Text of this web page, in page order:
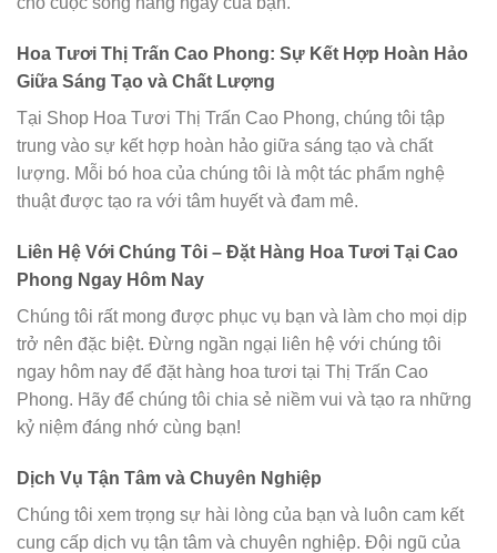
Hoa Tươi Thị Trấn Cao Phong: Sự Kết Hợp Hoàn Hảo
Giữa Sáng Tạo và Chất Lượng
Tại Shop Hoa Tươi Thị Trấn Cao Phong, chúng tôi tập
trung vào sự kết hợp hoàn hảo giữa sáng tạo và chất
lượng. Mỗi bó hoa của chúng tôi là một tác phẩm nghệ
thuật được tạo ra với tâm huyết và đam mê.
Liên Hệ Với Chúng Tôi – Đặt Hàng Hoa Tươi Tại Cao
Phong Ngay Hôm Nay
Chúng tôi rất mong được phục vụ bạn và làm cho mọi dịp
trở nên đặc biệt. Đừng ngần ngại liên hệ với chúng tôi
ngay hôm nay để đặt hàng hoa tươi tại Thị Trấn Cao
Phong. Hãy để chúng tôi chia sẻ niềm vui và tạo ra những
kỷ niệm đáng nhớ cùng bạn!
Dịch Vụ Tận Tâm và Chuyên Nghiệp
Chúng tôi xem trọng sự hài lòng của bạn và luôn cam kết
cung cấp dịch vụ tận tâm và chuyên nghiệp. Đội ngũ của